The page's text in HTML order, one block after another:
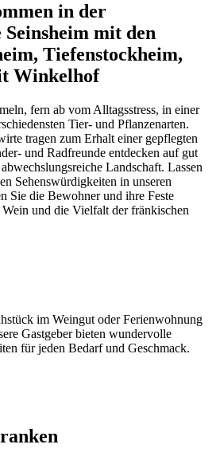
in der
mit den
Tiefenstockheim,
Winkelhof
fern ab vom Alltagsstress, in einer
Tier- und Pflanzenarten.
tragen zum Erhalt einer gepflegten
und Radfreunde entdecken auf gut
Landschaft. Lassen
Sehenswürdigkeiten in unseren
Sie die Bewohner und ihre Feste
und die Vielfalt der fränkischen
im Weingut oder Ferienwohnung
Gastgeber bieten wundervolle
für jeden Bedarf und Geschmack.